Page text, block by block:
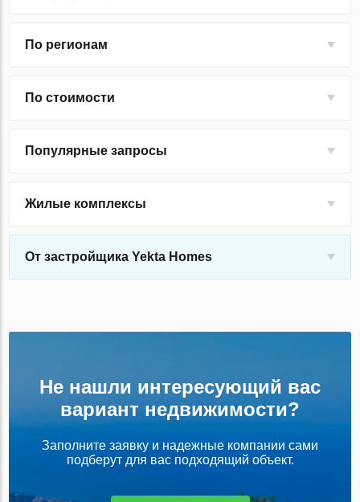
По регионам
По стоимости
Популярные запросы
Жилые комплексы
От застройщика Yekta Homes
Не нашли интересующий вас
вариант недвижимости?
Заполните заявку и надежные компании сами
подберут для вас подходящий объект.